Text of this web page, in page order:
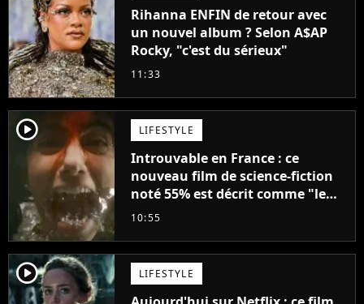
Rihanna ENFIN de retour avec
un nouvel album ? Selon A$AP
Rocky, "c'est du sérieux"
11:33
player2 LIFESTYLE
Introuvable en France : ce
nouveau film de science-fiction
noté 55% est décrit comme "le
plus stupide de l'année"
10:55
player2 LIFESTYLE